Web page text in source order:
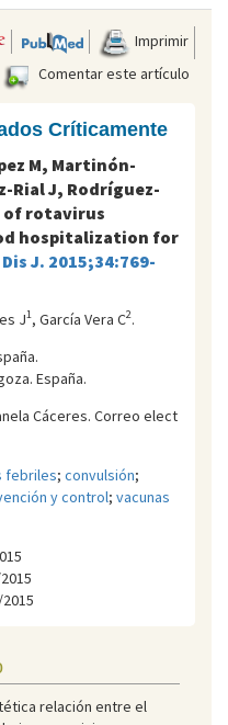
Imprimir
Comentar este artículo
Críticamente
M, Martinón-
Rial J, Rodríguez-
of rotavirus
hospitalization for
J. 2015;34:769-
J1, García Vera C2.
España.
Cáceres. Correo elect
febriles; convulsión;
y control; vacunas
relación entre el